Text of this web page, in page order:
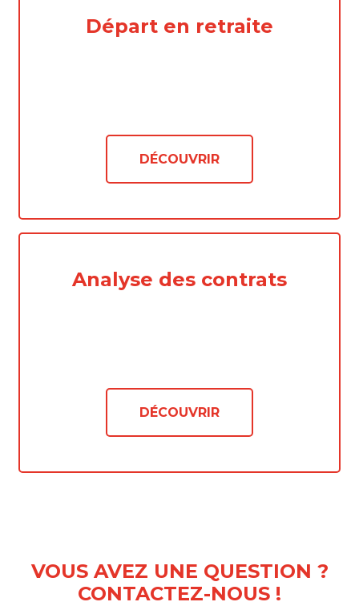
Départ en retraite
DÉCOUVRIR
Analyse des contrats
DÉCOUVRIR
VOUS AVEZ UNE QUESTION ?
CONTACTEZ-NOUS !